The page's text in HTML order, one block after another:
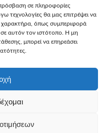
σε πληροφορίες
τεχνολογίες θα μας επιτρέψει να
χαρακτήρα, όπως συμπεριφορά
αυτόν τον ιστότοπο. Η μη
μπορεί να επηρεάσει